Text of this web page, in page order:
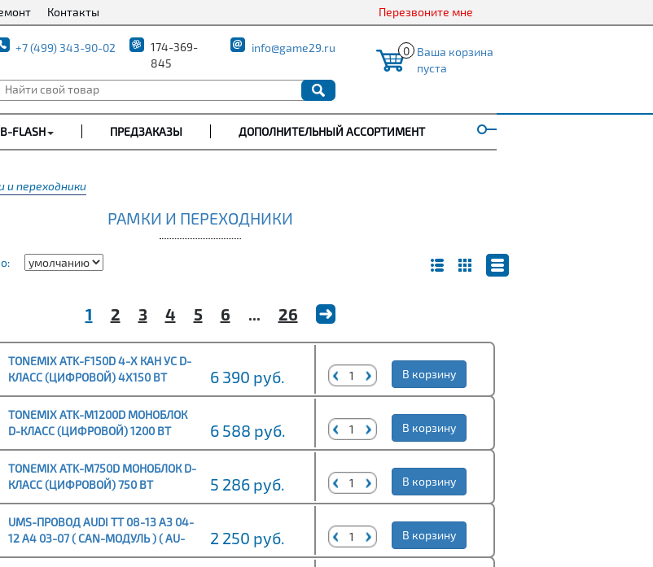
Контакты Перезвоните мне
+7 (499) 343-90-02
174-369-
845
info@game29.ru 0 Ваша корзина
пуста
FLASH ПРЕДЗАКАЗЫ ДОПОЛНИТЕЛЬНЫЙ АССОРТИМЕНТ
и переходники
РАМКИ И ПЕРЕХОДНИКИ
1 2 3 4 5 6 ... 26
TONEMIX ATK-F150D 4-Х КАН УС D-
КЛАСС (ЦИФРОВОЙ) 4Х150 ВТ
6 390 руб. В корзину
TONEMIX ATK-M1200D МОНОБЛОК
D-КЛАСС (ЦИФРОВОЙ) 1200 ВТ
6 588 руб. В корзину
TONEMIX ATK-M750D МОНОБЛОК D-
КЛАСС (ЦИФРОВОЙ) 750 ВТ
5 286 руб. В корзину
UMS-ПРОВОД AUDI TT 08-13 A3 04-
12 A4 03-07 ( CAN-МОДУЛЬ ) ( AU-
UMS1422 )
2 250 руб. В корзину